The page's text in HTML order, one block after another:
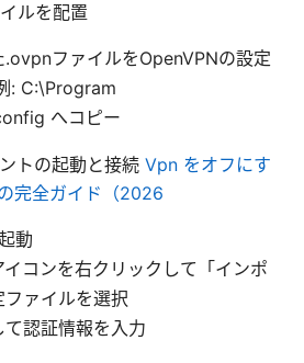
ルを配置
.ovpnファイルをOpenVPNの設定
: C:\Program
へコピー
トの起動と接続 Vpn をオフにす
完全ガイド（2026
動
コンを右クリックして「インポ
ァイルを選択
認証情報を入力